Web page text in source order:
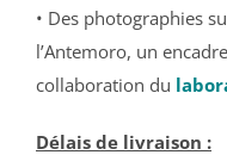
• Des photographies
l’Antemoro, un
collaboration du
Délais de livraison :